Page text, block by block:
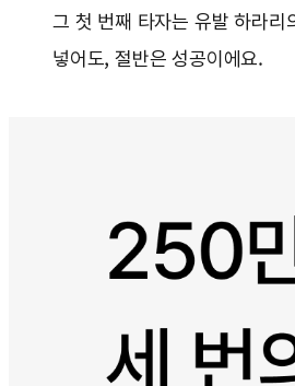
그 첫 번째 타자는 유발 하라
넣어도, 절반은 성공이에요.